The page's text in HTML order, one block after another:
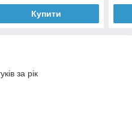
Купити
за рік